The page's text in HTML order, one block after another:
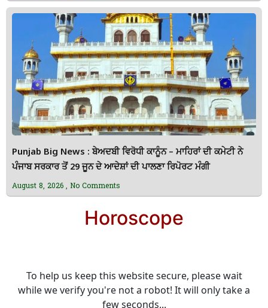
Punjab Big News : ਬੇਅਦਬੀ ਵਿਰੋਧੀ ਕਾਨੂੰਨ – ਮਾਹਿਰਾਂ ਦੀ ਕਮੇਟੀ ਨੇ
ਪੰਜਾਬ ਸਰਕਾਰ ਤੋਂ 29 ਜੂਨ ਦੇ ਆਦੇਸ਼ਾਂ ਦੀ ਪਾਲਣਾ ਰਿਪੋਰਟ ਮੰਗੀ
August 8, 2026 No Comments
Horoscope